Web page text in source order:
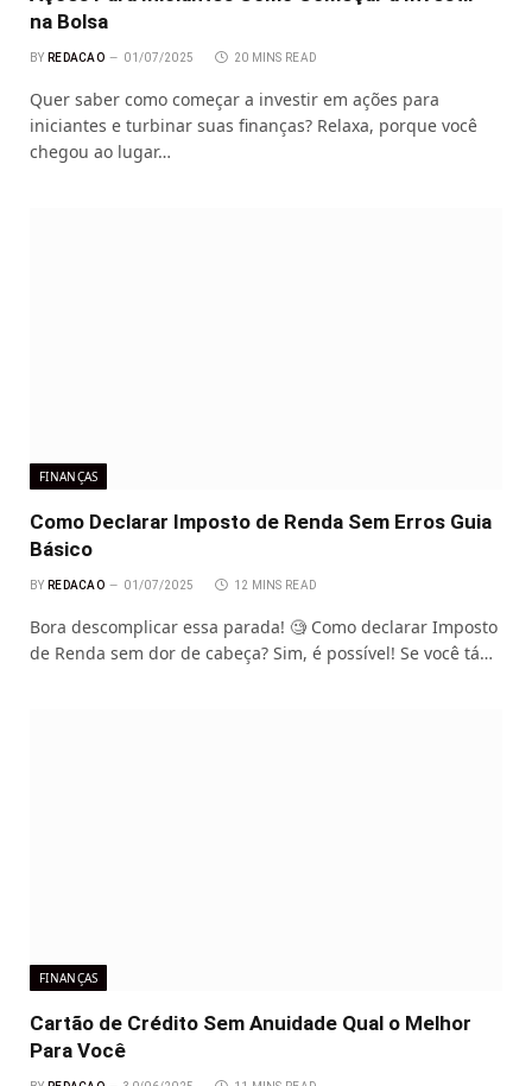
na Bolsa
BY REDACAO 01/07/2025 20 MINS READ
Quer saber como começar a investir em ações para
iniciantes e turbinar suas finanças? Relaxa, porque você
chegou ao lugar…
FINANÇAS
Como Declarar Imposto de Renda Sem Erros Guia
Básico
BY REDACAO 01/07/2025 12 MINS READ
Bora descomplicar essa parada! 🧐 Como declarar Imposto
de Renda sem dor de cabeça? Sim, é possível! Se você tá…
FINANÇAS
Cartão de Crédito Sem Anuidade Qual o Melhor
Para Você